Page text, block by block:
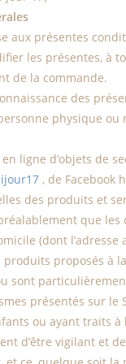
aux présentes
les présentes, à
de la commande.
des
physique ou
ligne d’objets de
, de Facebook
des produits et
que
(dont
proposés à
sont
présentés sur
ou ayant traits
d’être vigilant et